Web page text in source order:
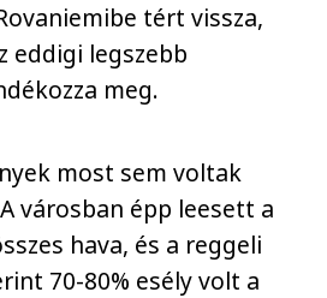
tért vissza,
eddigi legszebb
meg.
most sem voltak
városban épp leesett a
hava, és a reggeli
70-80% esély volt a